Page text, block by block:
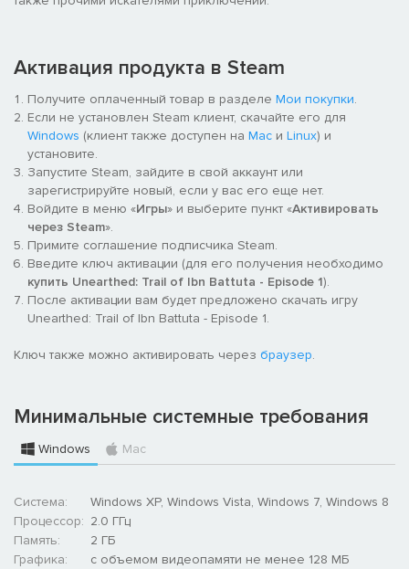
Активация продукта в Steam
Получите оплаченный товар в разделе Мои покупки.
Если не установлен Steam клиент, скачайте его для
Windows (клиент также доступен на Mac и Linux) и
установите.
Запустите Steam, зайдите в свой аккаунт или
зарегистрируйте новый, если у вас его еще нет.
Войдите в меню «Игры» и выберите пункт «Активировать
через Steam».
Примите соглашение подписчика Steam.
Введите ключ активации (для его получения необходимо
купить Unearthed: Trail of Ibn Battuta - Episode 1).
После активации вам будет предложено скачать игру
Unearthed: Trail of Ibn Battuta - Episode 1.
Ключ также можно активировать через браузер.
Минимальные системные требования
Windows Mac
Система:
Windows XP, Windows Vista, Windows 7, Windows 8
Процессор: 2.0 ГГц
Память:
2 ГБ
Графика:
с объемом видеопамяти не менее 128 МБ